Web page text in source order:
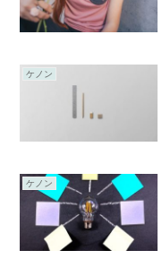
ケノン
ケノン